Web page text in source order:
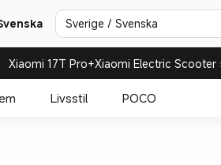
Sverige / Svenska
Xiaomi 17T Pro+Xiaomi Electric Scooter
Livsstil POCO